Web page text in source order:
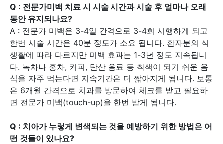
Q : 전문가미백 치료 시 시술 시간과 시술 후 얼마나 오래
동안 유지되나요?
A : 전문가 미백은 3-4일 간격으로 3-4회 시행하게 되고
한번 시술 시간은 40분 정도가 소요 됩니다. 환자분의 식
생활에 따라 다르지만 미백 효과는 1-3년 정도 지속됩니
다. 녹차나 홍차, 커피, 탄산 음료 등 착색이 되기 쉬운 음
식을 자주 먹는다면 지속기간은 더 짧아지게 됩니다. 보통
은 6개월 간격으로 치과를 방문하여 체크를 받고 필요하
면 전문가 미백(touch-up)을 한번 받게 됩니다.
Q : 치아가 누렇게 변색되는 것을 예방하기 위한 방법은 어
떤 것들이 있나요?